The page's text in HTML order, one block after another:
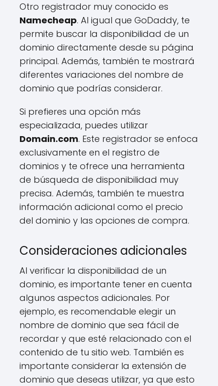
Otro registrador muy conocido es
Namecheap. Al igual que GoDaddy, te
permite buscar la disponibilidad de un
dominio directamente desde su página
principal. Además, también te mostrará
diferentes variaciones del nombre de
dominio que podrías considerar.
Si prefieres una opción más
especializada, puedes utilizar
Domain.com. Este registrador se enfoca
exclusivamente en el registro de
dominios y te ofrece una herramienta
de búsqueda de disponibilidad muy
precisa. Además, también te muestra
información adicional como el precio
del dominio y las opciones de compra.
Consideraciones adicionales
Al verificar la disponibilidad de un
dominio, es importante tener en cuenta
algunos aspectos adicionales. Por
ejemplo, es recomendable elegir un
nombre de dominio que sea fácil de
recordar y que esté relacionado con el
contenido de tu sitio web. También es
importante considerar la extensión de
dominio que deseas utilizar, ya que esto